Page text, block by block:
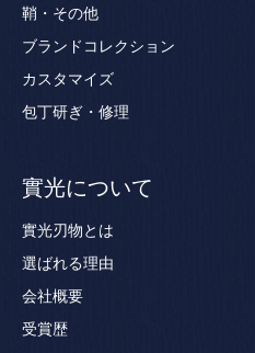
鞘・その他
ブランドコレクション
カスタマイズ
包丁研ぎ・修理
實光について
實光刃物とは
選ばれる理由
会社概要
受賞歴